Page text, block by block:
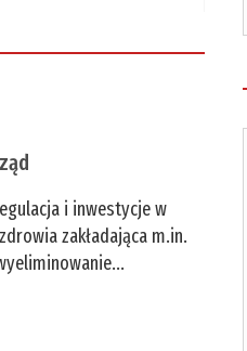
i inwestycje w
zakładająca m.in.